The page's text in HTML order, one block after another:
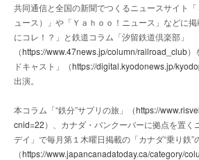
共同通信と全国の新聞でつくるニュースサイト
ュース）」や「Ｙａｈｏｏ！ニュース」などに
にコレ！？」と鉄道コラム「汐留鉄道倶楽部」
（https://www.47news.jp/column/railroad_club）
ドキャスト」（https://digital.kyodonews.jp/
出演。
本コラム「“鉄分”サプリの旅」（https://
cnid=22）、カナダ・バンクーバーに拠点を置く
デイ」で毎月第１木曜日掲載の「カナダ“乗り鉄”
（https://www.japancanadatoday.ca/category/